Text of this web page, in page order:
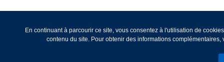
En continuant à parcourir ce site, vous consentez à l'utilisation de
contenu du site. Pour obtenir des informations